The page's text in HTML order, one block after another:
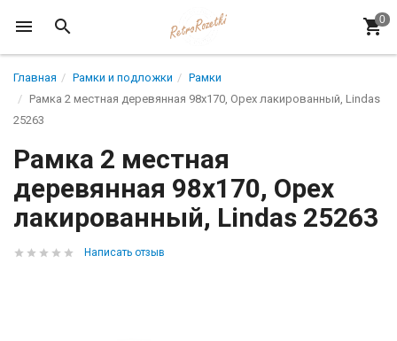
Главная Рамки и подложки
Рамки
Рамка 2 местная деревянная 98x170, Орех лакированный, Lindas
25263
Рамка 2 местная
деревянная 98x170, Орех
лакированный, Lindas 25263
Написать отзыв